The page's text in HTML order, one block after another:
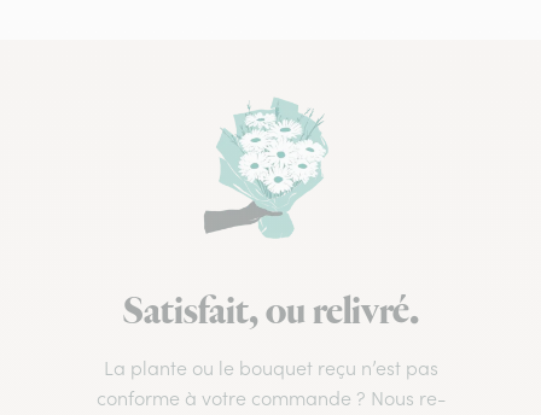
Satisfait, ou relivré.
La plante ou le bouquet reçu n’est pas
conforme à votre commande ? Nous re-